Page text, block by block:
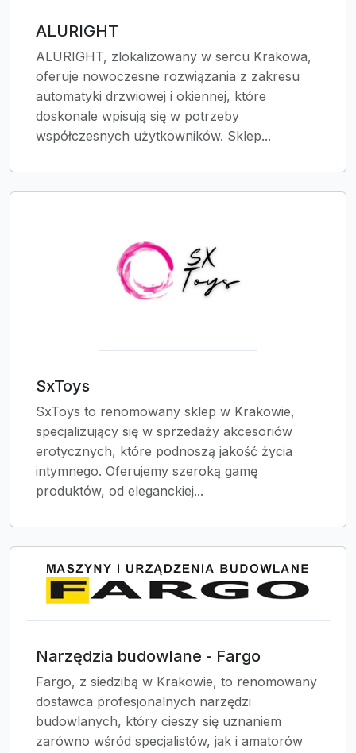
ALURIGHT
ALURIGHT, zlokalizowany w sercu Krakowa,
oferuje nowoczesne rozwiązania z zakresu
automatyki drzwiowej i okiennej, które
doskonale wpisują się w potrzeby
współczesnych użytkowników. Sklep...
SxToys
SxToys to renomowany sklep w Krakowie,
specjalizujący się w sprzedaży akcesoriów
erotycznych, które podnoszą jakość życia
intymnego. Oferujemy szeroką gamę
produktów, od eleganckiej...
Narzędzia budowlane - Fargo
Fargo, z siedzibą w Krakowie, to renomowany
dostawca profesjonalnych narzędzi
budowlanych, który cieszy się uznaniem
zarówno wśród specjalistów, jak i amatorów